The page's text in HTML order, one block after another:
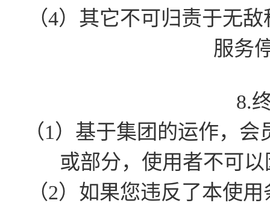
（4）其它不可归责于无
服务
8.
（1）基于集团的运作，
或部分，使用者不可
（2）如果您违反了本使